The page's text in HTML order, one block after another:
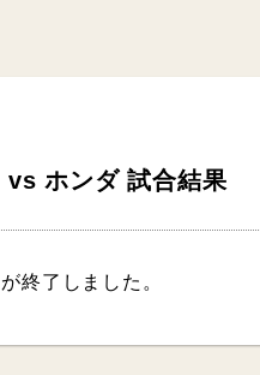
ホンダ 試合結果
終了しました。